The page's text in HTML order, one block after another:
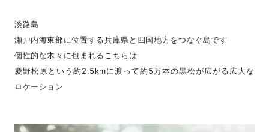
淡路島
瀬戸内海東部に位置する兵庫県と四国地方をつなぐ島です
個性的な木々に包まれるこちらは
慶野松原という約2.5kmに渡って約5万本の黒松が広がる広大な
ロケーション